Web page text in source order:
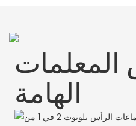
الهامة